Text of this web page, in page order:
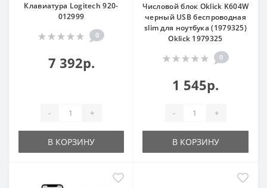
Клавиатура Logitech 920-
012999
0
7 392р.
- +
В КОРЗИНУ
Числовой блок Oklick K604W
черный USB беспроводная
slim для ноутбука (1979325)
Oklick 1979325
0
1 545р.
- +
В КОРЗИНУ